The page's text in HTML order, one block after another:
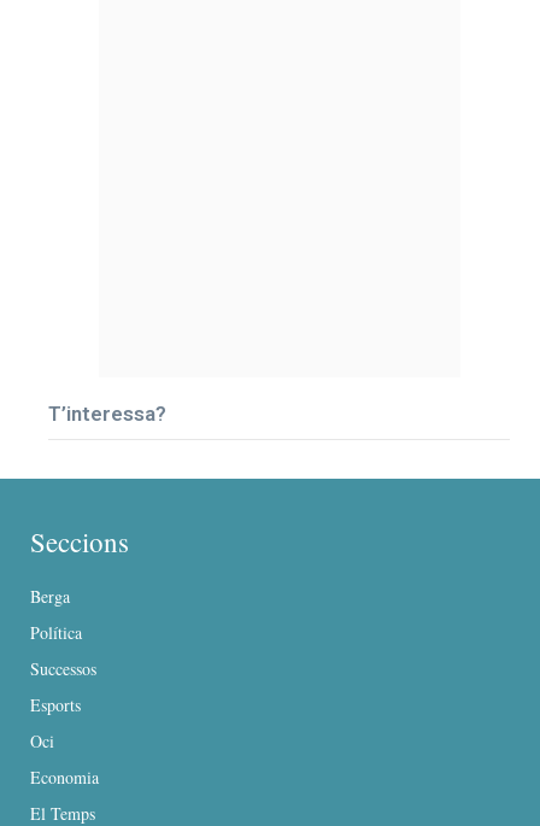
T’interessa?
Seccions
Berga
Política
Successos
Esports
Oci
Economia
El Temps